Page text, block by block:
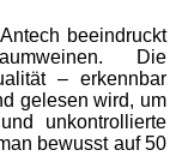
beeindruckt
Die
– erkennbar
gelesen wird, um
unkontrollierte
bewusst auf 50